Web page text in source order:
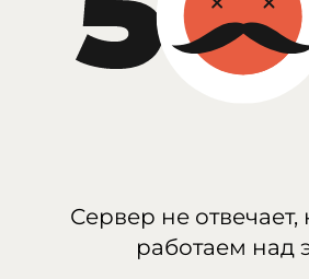
Сервер не
работаем над